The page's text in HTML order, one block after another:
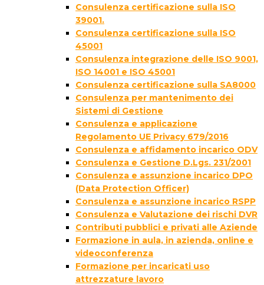
Consulenza certificazione sulla ISO
39001.
Consulenza certificazione sulla ISO
45001
Consulenza integrazione delle ISO 9001,
ISO 14001 e ISO 45001
Consulenza certificazione sulla SA8000
Consulenza per mantenimento dei
Sistemi di Gestione
Consulenza e applicazione
Regolamento UE Privacy 679/2016
Consulenza e affidamento incarico ODV
Consulenza e Gestione D.Lgs. 231/2001
Consulenza e assunzione incarico DPO
(Data Protection Officer)
Consulenza e assunzione incarico RSPP
Consulenza e Valutazione dei rischi DVR
Contributi pubblici e privati alle Aziende
Formazione in aula, in azienda, online e
videoconferenza
Formazione per incaricati uso
attrezzature lavoro